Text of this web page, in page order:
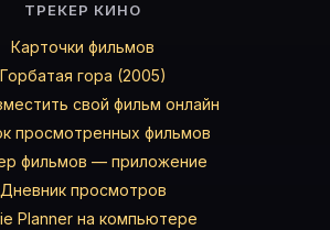
ТРЕКЕР КИНО
Карточки фильмов
Горбатая гора (2005)
свой фильм онлайн
просмотренных фильмов
фильмов — приложение
Дневник просмотров
Planner на компьютере